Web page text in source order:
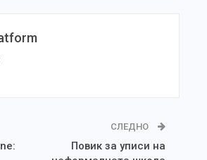
СЛЕДНО
Повик за уписи на